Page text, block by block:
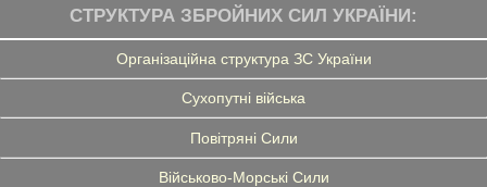
СТРУКТУРА ЗБРОЙНИХ СИЛ УКРАЇНИ:
Організаційна структура ЗС України
Сухопутні війська
Повітряні Сили
Військово-Морські Сили